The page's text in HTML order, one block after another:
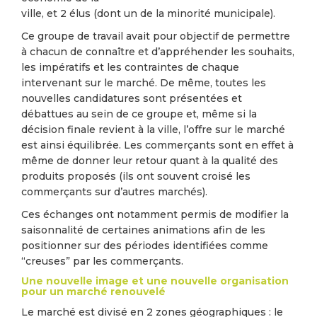
ville, et 2 élus (dont un de la minorité municipale).
Ce groupe de travail avait pour objectif de permettre
à chacun de connaître et d’appréhender les souhaits,
les impératifs et les contraintes de chaque
intervenant sur le marché. De même, toutes les
nouvelles candidatures sont présentées et
débattues au sein de ce groupe et, même si la
décision finale revient à la ville, l’offre sur le marché
est ainsi équilibrée. Les commerçants sont en effet à
même de donner leur retour quant à la qualité des
produits proposés (ils ont souvent croisé les
commerçants sur d’autres marchés).
Ces échanges ont notamment permis de modifier la
saisonnalité de certaines animations afin de les
positionner sur des périodes identifiées comme
“creuses” par les commerçants.
Une nouvelle image et une nouvelle organisation
pour un marché renouvelé
Le marché est divisé en 2 zones géographiques : le